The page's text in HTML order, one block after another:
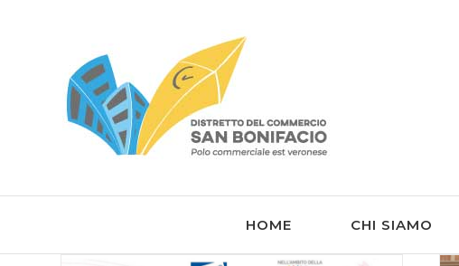
HOME CHI SIAMO